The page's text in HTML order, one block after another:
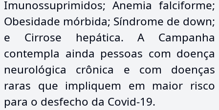
Imunossuprimidos; Anemia falciforme;
Obesidade mórbida; Síndrome de down;
e Cirrose hepática. A Campanha
contempla ainda pessoas com doença
neurológica crônica e com doenças
raras que impliquem em maior risco
para o desfecho da Covid-19.